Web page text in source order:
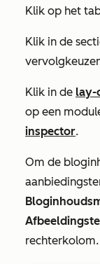
Klik op het
Klik in de
Klik in de lay-
op een
inspector.
Om de
rechterkolom.